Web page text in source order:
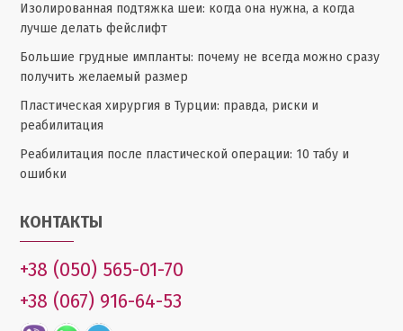
Изолированная подтяжка шеи: когда она нужна, а когда
лучше делать фейслифт
Большие грудные импланты: почему не всегда можно сразу
получить желаемый размер
Пластическая хирургия в Турции: правда, риски и
реабилитация
Реабилитация после пластической операции: 10 табу и
ошибки
КОНТАКТЫ
+38 (050) 565-01-70
+38 (067) 916-64-53